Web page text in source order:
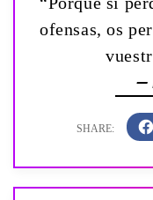
ofensas, os
—